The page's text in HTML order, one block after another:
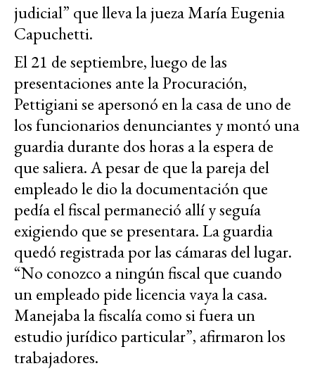
judicial” que lleva la jueza María Eugenia
Capuchetti.
El 21 de septiembre, luego de las
presentaciones ante la Procuración,
Pettigiani se apersonó en la casa de uno de
los funcionarios denunciantes y montó una
guardia durante dos horas a la espera de
que saliera. A pesar de que la pareja del
empleado le dio la documentación que
pedía el fiscal permaneció allí y seguía
exigiendo que se presentara. La guardia
quedó registrada por las cámaras del lugar.
“No conozco a ningún fiscal que cuando
un empleado pide licencia vaya la casa.
Manejaba la fiscalía como si fuera un
estudio jurídico particular”, afirmaron los
trabajadores.